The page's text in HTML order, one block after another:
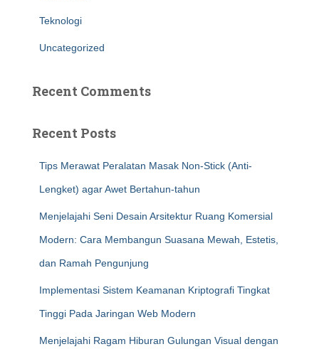
Teknologi
Uncategorized
Recent Comments
Recent Posts
Tips Merawat Peralatan Masak Non-Stick (Anti-
Lengket) agar Awet Bertahun-tahun
Menjelajahi Seni Desain Arsitektur Ruang Komersial
Modern: Cara Membangun Suasana Mewah, Estetis,
dan Ramah Pengunjung
Implementasi Sistem Keamanan Kriptografi Tingkat
Tinggi Pada Jaringan Web Modern
Menjelajahi Ragam Hiburan Gulungan Visual dengan